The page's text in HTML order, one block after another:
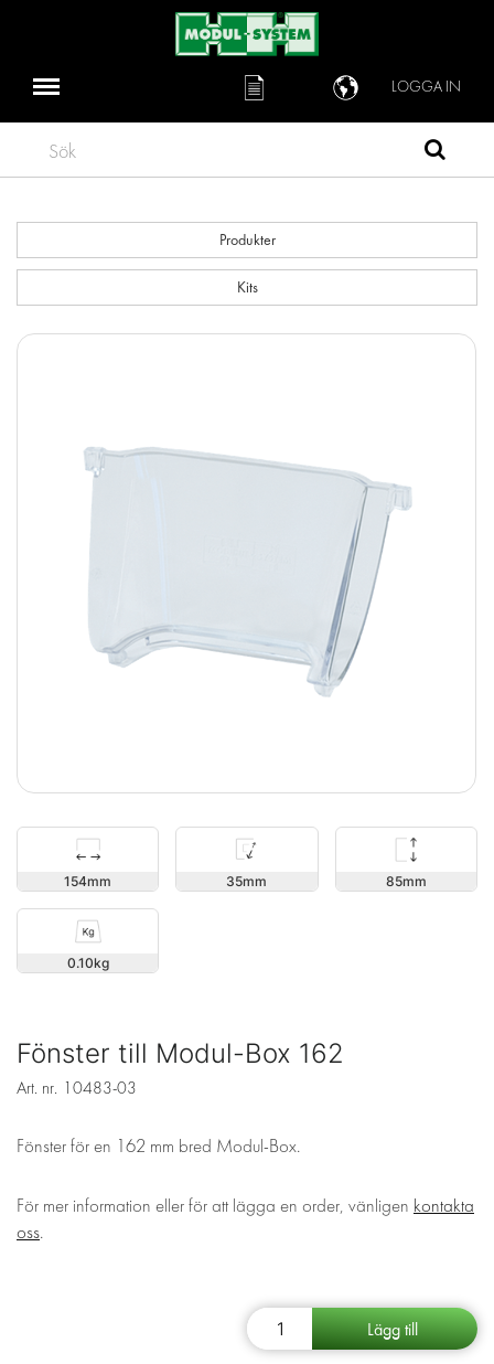
LOGGA IN
Sök
Produkter
Kits
154 35 85
0.10
Fönster till Modul-Box 162
Art. nr. 10483-03
Fönster för en 162 mm bred Modul-Box.
För mer information eller för att lägga en order, vänligen kontakta
oss.